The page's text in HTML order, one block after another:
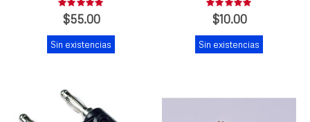
Rating:
0%
$55.00
Sin existencias
Rating:
0%
$10.00
Sin existencias